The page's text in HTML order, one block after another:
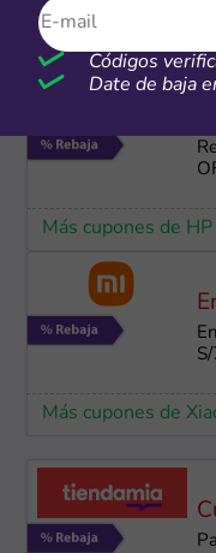
Más cupones de
Más cupones de HP
Más cupones de
Códigos
Date de baja